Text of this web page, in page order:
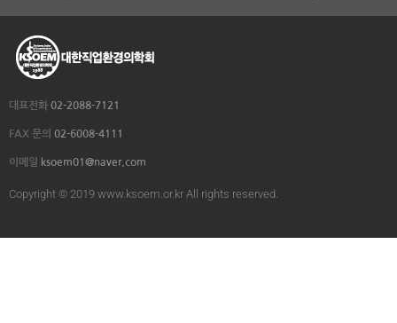
대표전화 02-2088-7121
FAX 문의 02-6008-4111
이메일 ksoem01@naver.com
Copyright © 2019 www.ksoem.or.kr All rights reserved.